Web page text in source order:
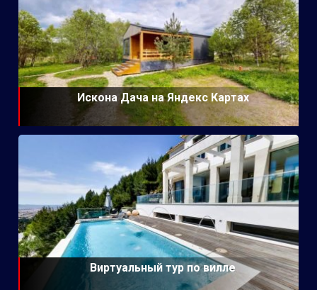
Искона Дача на Яндекс Картах
Виртуальный тур по вилле